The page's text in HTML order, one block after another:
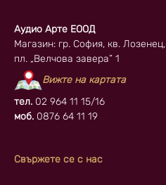
Аудио Арте ЕООД
Магазин: гр. София, кв. Лозенец,
пл. „Велчова завера” 1
Вижте на картата
тел. 02 964 11 15/16
моб. 0876 64 11 19
Свържете се с нас